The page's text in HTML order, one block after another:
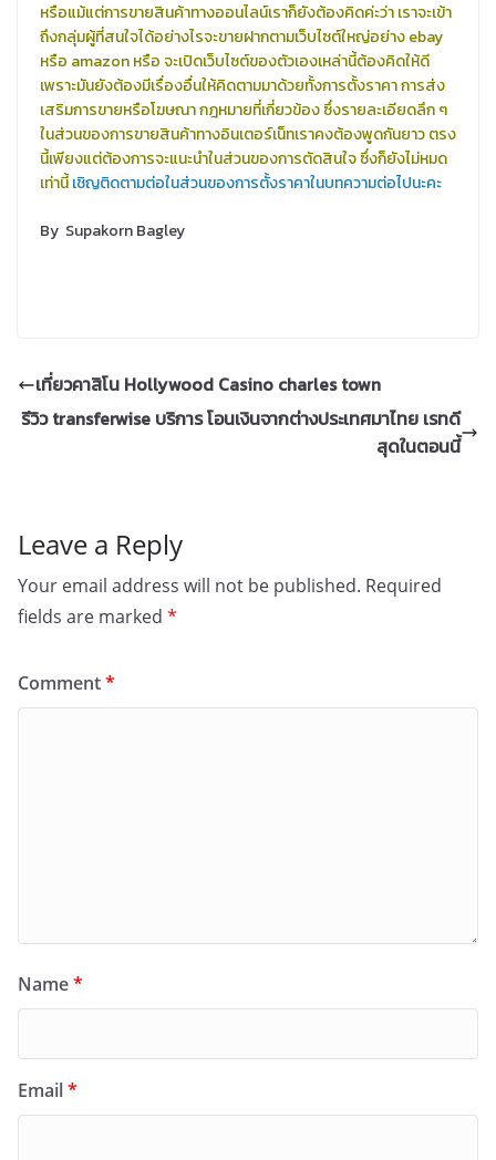
หรือแม้แต่การขายสินค้าทางออนไลน์เราก็ยังต้องคิดค่ะว่า เราจะเข้า
ถึงกลุ่มผู้ที่สนใจได้อย่างไรจะขายฝากตามเว็บไซต์ใหญ่อย่าง ebay
หรือ amazon หรือ จะเปิดเว็บไซต์ของตัวเองเหล่านี้ต้องคิดให้ดี
เพราะมันยังต้องมีเรื่องอื่นให้คิดตามมาด้วยทั้งการตั้งราคา การส่ง
เสริมการขายหรือโฆษณา กฎหมายที่เกี่ยวข้อง ซึ่งรายละเอียดลึก ๆ
ในส่วนของการขายสินค้าทางอินเตอร์เน็ทเราคงต้องพูดกันยาว ตรง
นี้เพียงแต่ต้องการจะแนะนำในส่วนของการตัดสินใจ ซึ่งก็ยังไม่หมด
เท่านี้เชิญติดตามต่อในส่วนของการตั้งราคาในบทความต่อไปนะคะ
By Supakorn Bagley
เที่ยวคาสิโน Hollywood Casino charles town
รีวิว transferwise บริการ โอนเงินจากต่างประเทศมาไทย เรทดี
สุดในตอนนี้
Leave a Reply
Your email address will not be published. Required
fields are marked *
Comment*
Name*
Email*